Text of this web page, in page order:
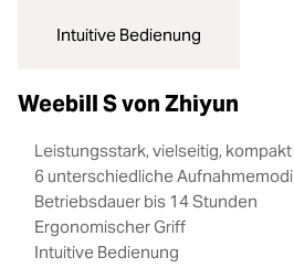
Intuitive Bedienung
Weebill S von Zhiyun
Leistungsstark, vielseitig, kompakt
6 unterschiedliche Aufnahmemodi
Betriebsdauer bis 14 Stunden
Ergonomischer Griff
Intuitive Bedienung